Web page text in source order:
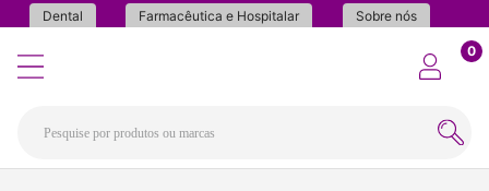
Dental Farmacêutica e Hospitalar Sobre nós
0